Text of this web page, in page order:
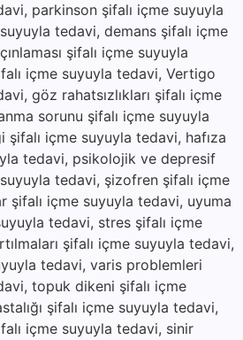
parkinson şifalı içme suyuyla
tedavi, demans şifalı içme
şifalı içme suyuyla
içme suyuyla tedavi, Vertigo
göz rahatsızlıkları şifalı içme
sorunu şifalı içme suyuyla
içme suyuyla tedavi, hafıza
tedavi, psikolojik ve depresif
tedavi, şizofren şifalı içme
şifalı içme suyuyla tedavi, uyuma
tedavi, stres şifalı içme
şifalı içme suyuyla tedavi,
tedavi, varis problemleri
topuk dikeni şifalı içme
şifalı içme suyuyla tedavi,
içme suyuyla tedavi, sinir